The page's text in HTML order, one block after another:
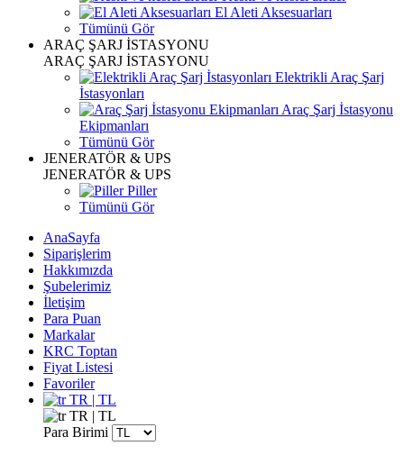
El Aleti Aksesuarları
Tümünü Gör
ARAÇ ŞARJ İSTASYONU
ARAÇ ŞARJ İSTASYONU
Elektrikli Araç Şarj
İstasyonları
Araç Şarj İstasyonu
Ekipmanları
Tümünü Gör
JENERATÖR & UPS
JENERATÖR & UPS
Piller
Tümünü Gör
AnaSayfa
Siparişlerim
Hakkımızda
Şubelerimiz
İletişim
Para Puan
Markalar
KRC Toptan
Fiyat Listesi
Favoriler
TR | TL
TR | TL
Para Birimi